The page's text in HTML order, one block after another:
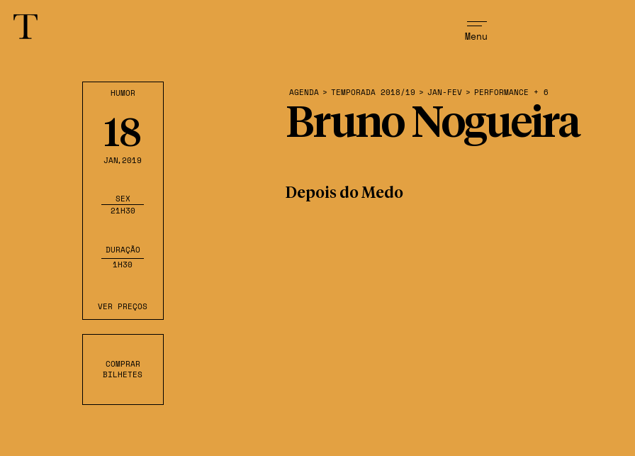
Menu
Bruno Nogueira
HUMOR
18
JAN,2019
SEX
21H30
DURAÇÃO
1H30
VER PREÇOS
COMPRAR
BILHETES
AGENDA > TEMPORADA 2018/19 > JAN-FEV > PERFORMANCE + 6
Depois do Medo